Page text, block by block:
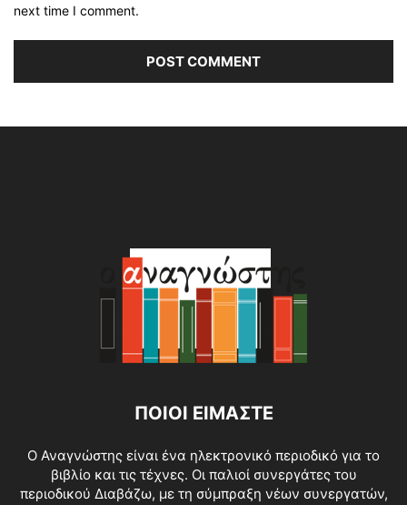
next time I comment.
ΠΟΙΟΙ ΕΙΜΑΣΤΕ
O Αναγνώστης είναι ένα ηλεκτρονικό περιοδικό για το
βιβλίο και τις τέχνες. Οι παλιοί συνεργάτες του
περιοδικού Διαβάζω, με τη σύμπραξη νέων συνεργατών,